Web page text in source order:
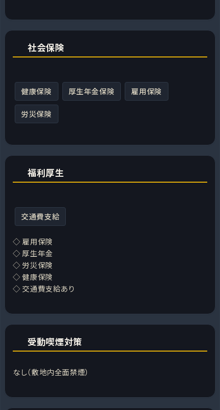
社会保険
健康保険 厚生年金保険 雇用保険
労災保険
福利厚生
交通費支給
◇ 雇用保険
◇ 厚生年金
◇ 労災保険
◇ 健康保険
◇ 交通費支給あり
受動喫煙対策
なし（敷地内全面禁煙）